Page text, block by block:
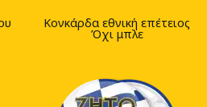
Κονκάρδα εθνική επέτειος
Όχι μπλε